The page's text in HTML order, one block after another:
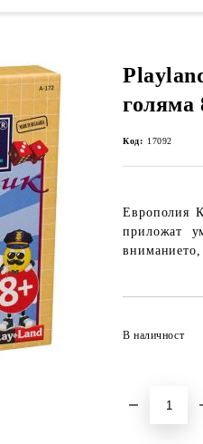
голяма
Код: 17092
Европолия
приложат
вниманието,
В наличност